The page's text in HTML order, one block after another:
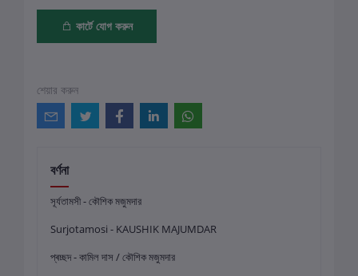
কার্টে যোগ করুন
শেয়ার করুন
বর্ণনা
সূর্যতামসী - কৌশিক মজুমদার
Surjotamosi - KAUSHIK MAJUMDAR
প্ৰচ্ছদ - কামিল দাস / কৌশিক মজুমদার